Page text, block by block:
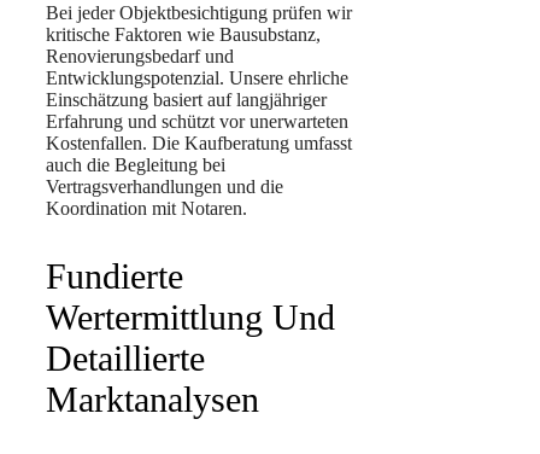
Bei jeder Objektbesichtigung prüfen wir
kritische Faktoren wie Bausubstanz,
Renovierungsbedarf und
Entwicklungspotenzial. Unsere ehrliche
Einschätzung basiert auf langjähriger
Erfahrung und schützt vor unerwarteten
Kostenfallen. Die Kaufberatung umfasst
auch die Begleitung bei
Vertragsverhandlungen und die
Koordination mit Notaren.
Fundierte
Wertermittlung Und
Detaillierte
Marktanalysen